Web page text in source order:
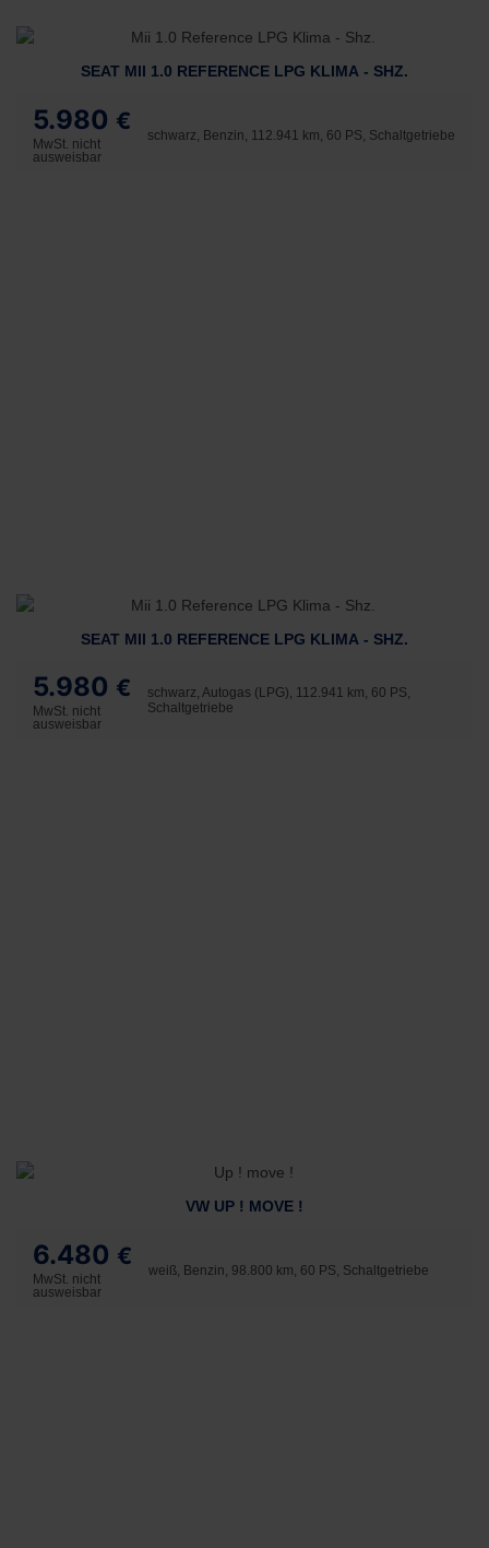
SEAT MII 1.0 REFERENCE LPG KLIMA - SHZ.
5.980 €
MwSt. nicht
ausweisbar
schwarz, Benzin, 112.941 km, 60 PS, Schaltgetriebe
SEAT MII 1.0 REFERENCE LPG KLIMA - SHZ.
5.980 €
MwSt. nicht
ausweisbar
schwarz, Autogas (LPG), 112.941 km, 60 PS,
Schaltgetriebe
VW UP ! MOVE !
6.480 €
MwSt. nicht
ausweisbar
weiß, Benzin, 98.800 km, 60 PS, Schaltgetriebe